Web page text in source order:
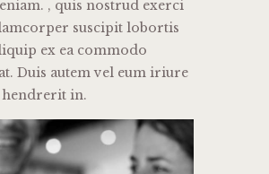
, quis nostrud exerci
suscipit lobortis
ex ea commodo
Duis autem vel eum iriure
in.